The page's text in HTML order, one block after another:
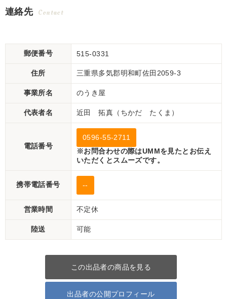
連絡先 Contact
郵便番号 515-0331
住所 三重県多気郡明和町佐田2059-3
事業所名 のうき屋
代表者名 近田 拓真（ちかだ たくま）
電話番号
0596-55-2711
※お問合わせの際はUMMを見たとお伝え
いただくとスムーズです。
携帯電話番号 --
営業時間 不定休
陸送 可能
この出品者の商品を見る
出品者の公開プロフィール